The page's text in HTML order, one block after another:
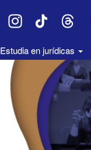
Estudia en jurídicas